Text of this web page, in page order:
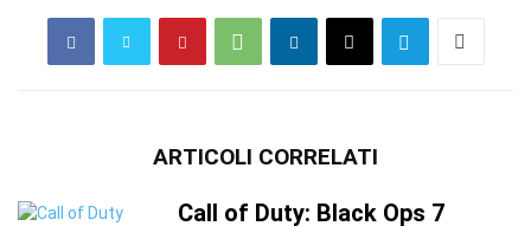
ARTICOLI CORRELATI
Call of Duty: Black Ops 7